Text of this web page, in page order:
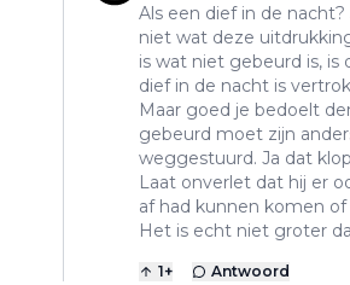
Als een dief in de
niet wat deze
is wat niet gebeurd is, is
dief in de nacht is
Maar goed je bedoelt
gebeurd moet zijn
weggestuurd. Ja dat
Laat onverlet dat hij er
af had kunnen komen
Het is echt niet groter
1+ Antwoord